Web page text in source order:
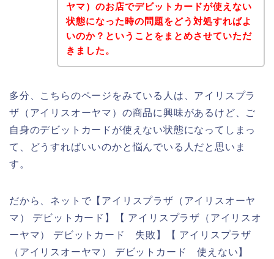
ヤマ）のお店でデビットカードが使えない
状態になった時の問題をどう対処すればよ
いのか？ということをまとめさせていただ
きました。
多分、こちらのページをみている人は、アイリスプラ
ザ（アイリスオーヤマ）の商品に興味があるけど、ご
自身のデビットカードが使えない状態になってしまっ
て、どうすればいいのかと悩んでいる人だと思いま
す。
だから、ネットで【アイリスプラザ（アイリスオーヤ
マ） デビットカード】【 アイリスプラザ（アイリスオ
ーヤマ） デビットカード 失敗】【 アイリスプラザ
（アイリスオーヤマ） デビットカード 使えない】